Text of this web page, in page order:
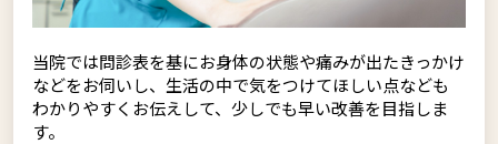
当院では問診表を基にお身体の状態や痛みが出たきっかけ
などをお伺いし、生活の中で気をつけてほしい点なども
わかりやすくお伝えして、少しでも早い改善を目指しま
す。